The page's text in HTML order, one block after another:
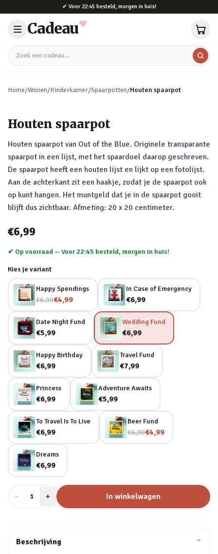
✔ Voor 22:45 besteld, morgen in huis!
Cadeau
Zoek een cadeau
Home/Wonen/Kinderkamer/Spaarpotten/Houten spaarpot
Houten spaarpot
Houten spaarpot van Out of the Blue. Originele transparante
spaarpot in een lijst, met het spaardoel daarop geschreven.
De spaarpot heeft een houten lijst en lijkt op een fotolijst.
Aan de achterkant zit een haakje, zodat je de spaarpot ook
op kunt hangen. Het muntgeld dat je in de spaarpot gooit
blijft dus zichtbaar. Afmeting: 20 x 20 centimeter.
€6,99
✔ Op voorraad —Voor 22:45 besteld, morgen in huis!
Kies je variant
Happy Spendings
€6,99
Nu voor€4,99
In Case of Emergency
€6,99
Date Night Fund
€5,99
Wedding Fund
€6,99
Happy Birthday
€6,99
Travel Fund
€7,99
Princess
€6,99
Adventure Awaits
€5,99
To Travel Is To Live
€6,99
Beer Fund
€6,99
Nu voor€4,99
Dreams
€6,99
− Aantal
1 + In winkelwagen
Beschrijving ⌄